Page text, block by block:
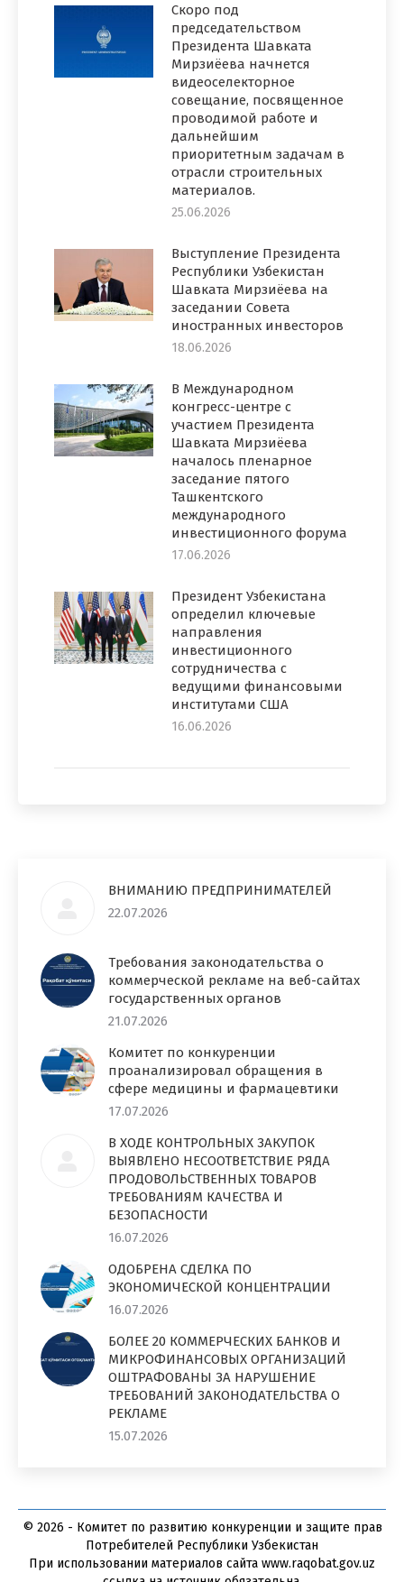
Скоро под
председательством
Президента Шавката
Мирзиёева начнется
видеоселекторное
совещание, посвященное
проводимой работе и
дальнейшим
приоритетным задачам в
отрасли строительных
материалов.
25.06.2026
Выступление Президента
Республики Узбекистан
Шавката Мирзиёева на
заседании Совета
иностранных инвесторов
18.06.2026
В Международном
конгресс-центре с
участием Президента
Шавката Мирзиёева
началось пленарное
заседание пятого
Ташкентского
международного
инвестиционного форума
17.06.2026
Президент Узбекистана
определил ключевые
направления
инвестиционного
сотрудничества с
ведущими финансовыми
институтами США
16.06.2026
ВНИМАНИЮ ПРЕДПРИНИМАТЕЛЕЙ
22.07.2026
Требования законодательства о
коммерческой рекламе на веб-сайтах
государственных органов
21.07.2026
Комитет по конкуренции
проанализировал обращения в
сфере медицины и фармацевтики
17.07.2026
В ХОДЕ КОНТРОЛЬНЫХ ЗАКУПОК
ВЫЯВЛЕНО НЕСООТВЕТСТВИЕ РЯДА
ПРОДОВОЛЬСТВЕННЫХ ТОВАРОВ
ТРЕБОВАНИЯМ КАЧЕСТВА И
БЕЗОПАСНОСТИ
16.07.2026
ОДОБРЕНА СДЕЛКА ПО
ЭКОНОМИЧЕСКОЙ КОНЦЕНТРАЦИИ
16.07.2026
БОЛЕЕ 20 КОММЕРЧЕСКИХ БАНКОВ И
МИКРОФИНАНСОВЫХ ОРГАНИЗАЦИЙ
ОШТРАФОВАНЫ ЗА НАРУШЕНИЕ
ТРЕБОВАНИЙ ЗАКОНОДАТЕЛЬСТВА О
РЕКЛАМЕ
15.07.2026
© 2026 - Комитет по развитию конкуренции и защите прав
Потребителей Республики Узбекистан
При использовании материалов сайта www.raqobat.gov.uz